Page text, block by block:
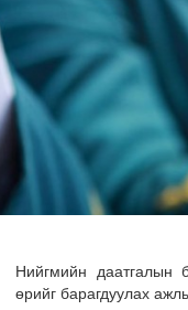
Нийгмийн даатгалын
өрийг барагдуулах